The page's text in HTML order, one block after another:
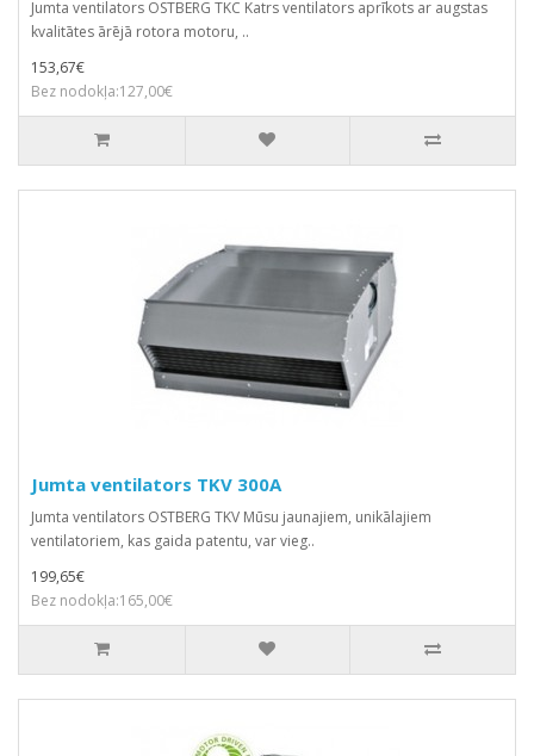
Jumta ventilators OSTBERG TKC Katrs ventilators aprīkots ar augstas
kvalitātes ārējā rotora motoru, ..
153,67€
Bez nodokļa:127,00€
Jumta ventilators TKV 300A
Jumta ventilators OSTBERG TKV Mūsu jaunajiem, unikālajiem
ventilatoriem, kas gaida patentu, var vieg..
199,65€
Bez nodokļa:165,00€